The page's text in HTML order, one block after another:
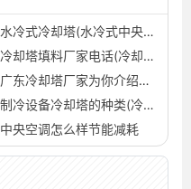
水冷式冷却塔(水冷式中央空调冷却塔收水器)…
冷却塔填料厂家电话(冷却塔填料厂家联系方式)…
广东冷却塔厂家为你介绍，冷却塔的日常清理工作有哪些?(广…
制冷设备冷却塔的种类(冷却塔制冷设备系统原理图)…
中央空调怎么样节能减耗